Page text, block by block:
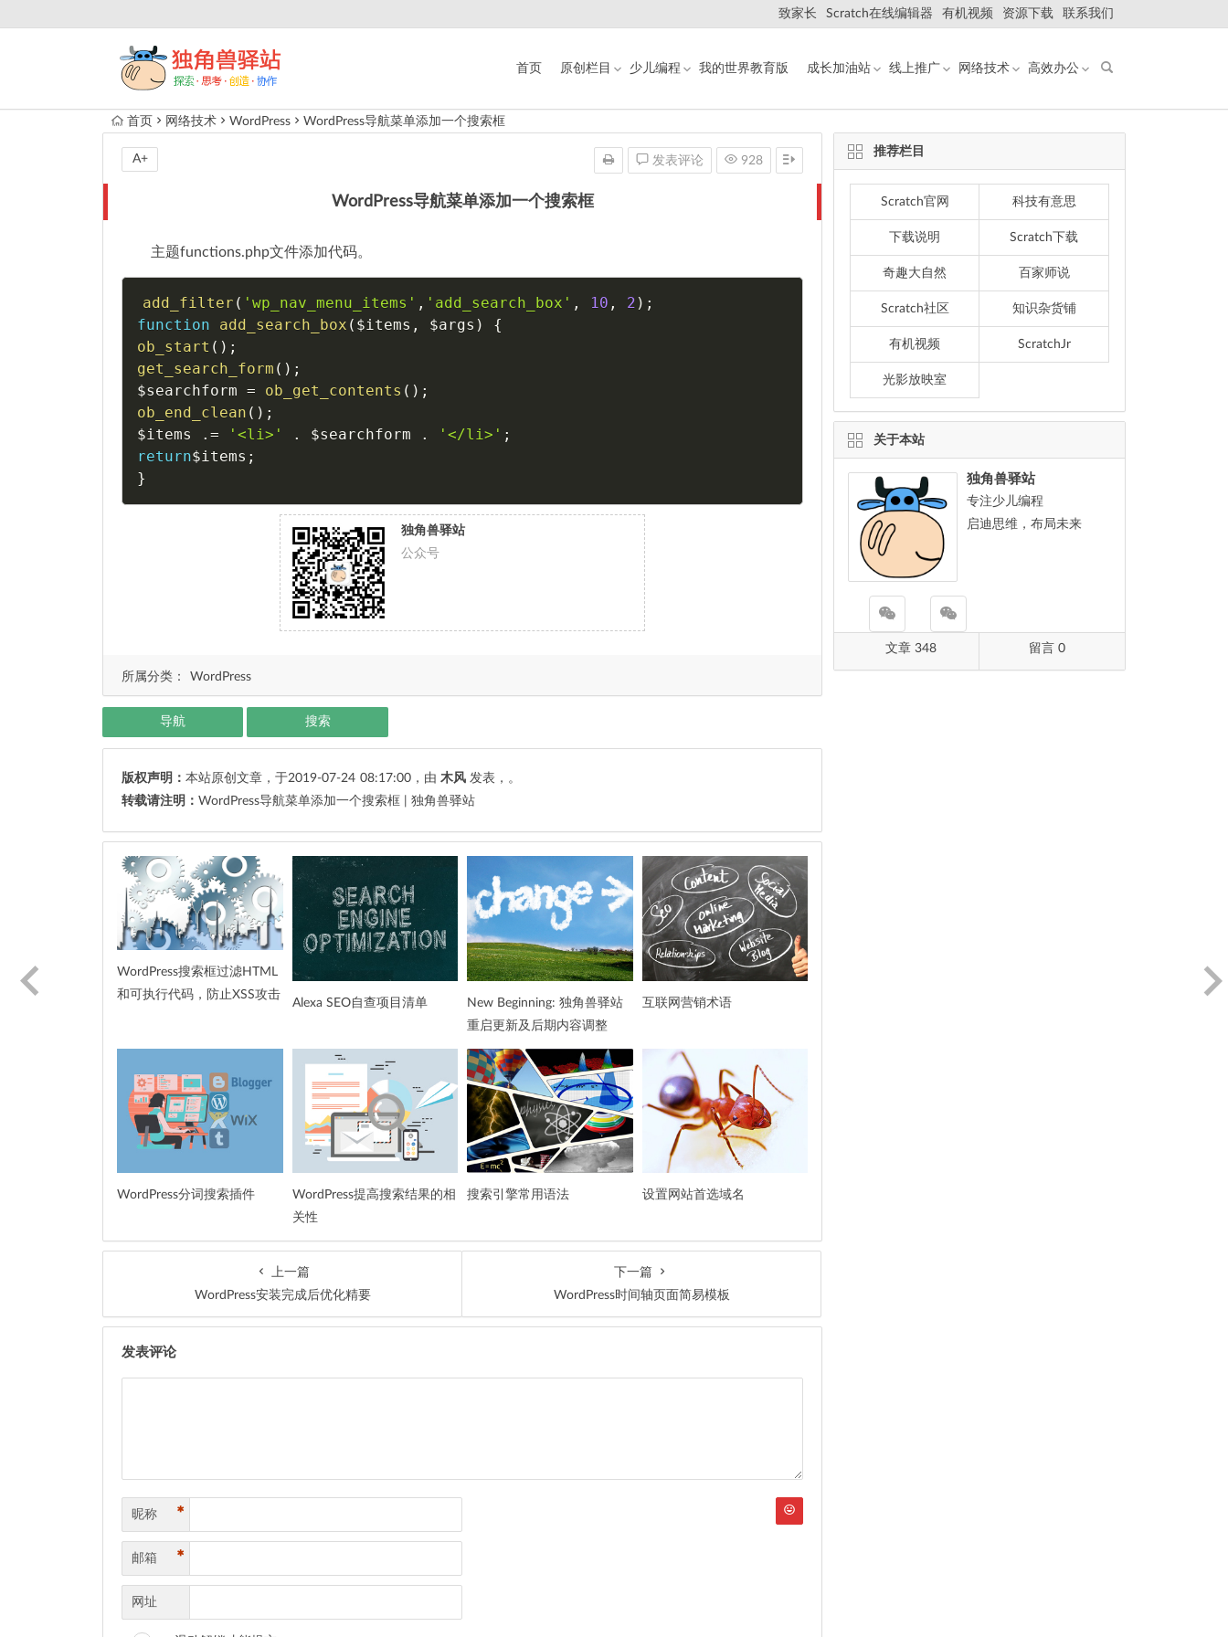
致家长 Scratch在线编辑器 有机视频 资源下载 联系我们
首页 原创栏目 少儿编程 我的世界教育版 成长加油站 线上推广 网络技术 高效办公
首页 网络技术 WordPress WordPress导航菜单添加一个搜索框
WordPress导航菜单添加一个搜索框
发表评论 928
A+
所属分类： WordPress
主题functions.php文件添加代码。
add_filter ( 'wp_nav_menu_items' , 'add_search_box' , 10 , 2 ) ;
function
add_search_box ( $items , $args )
{
ob_start ( ) ;
get_search_form ( ) ;
$searchform = ob_get_contents ( ) ;
ob_end_clean ( ) ;
$items
. = '<li>' . $searchform . '</li>' ;
return$items ;
}
独角兽驿站
公众号
导航 搜索
版权声明： 本站原创文章，于2019-07-24 08:17:00 ，由 木风 发表，。
转载请注明： WordPress导航菜单添加一个搜索框 | 独角兽驿站
WordPress搜索框过滤HTML
和可执行代码，防止XSS攻击
Alexa SEO自查项目清单
New Beginning: 独角兽驿站
重启更新及后期内容调整
互联网营销术语
WordPress分词搜索插件
WordPress提高搜索结果的相
关性
搜索引擎常用语法 设置网站首选域名
上一篇
WordPress安装完成后优化精要
下一篇
WordPress时间轴页面简易模板
发表评论
昵称 *
邮箱 *
网址
推荐栏目
Scratch官网 科技有意思
下载说明 Scratch下载
奇趣大自然 百家师说
Scratch社区 知识杂货铺
有机视频 ScratchJr
光影放映室
关于本站
独角兽驿站
专注少儿编程
启迪思维，布局未来
文章 348 留言 0